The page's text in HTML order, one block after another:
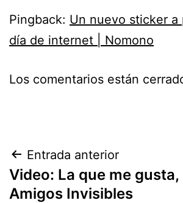
Pingback: Un nuevo sticker a
día de internet | Nomono
Los comentarios están
Navegación
de
Entrada anterior
Video: La que me gusta,
Amigos Invisibles